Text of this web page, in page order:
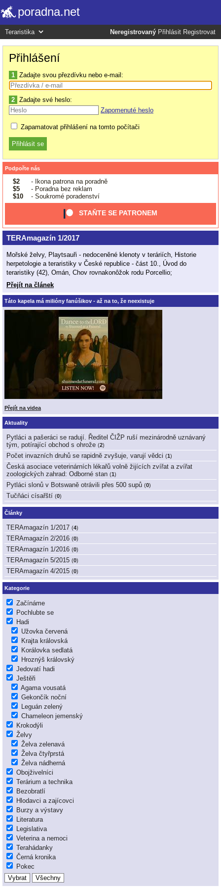
poradna.net
Neregistrovaný Přihlásit Registrovat
Přihlášení
1 Zadajte svou přezdívku nebo e-mail:
2 Zadajte své heslo:
Zapomenuté heslo
Zapamatovat přihlášení na tomto počítači
Podpořte nás
$2
- Ikona patrona na poradně
$5
- Poradna bez reklam
$10
- Soukromé poradenství
STAŇTE SE PATRONEM
TERAmagazín 1/2017
Mořské želvy, Playtsauři - nedoceněné klenoty v teráriích, Historie
herpetologie a teraristiky v České republice - část 10., Úvod do
teraristiky (42), Omán, Chov rovnakonôžok rodu Porcellio;
Přejít na článek
Táto kapela má milióny fanúšikov - až na to, že neexistuje
Přejít na videa
Aktuality
Pytláci a pašeráci se radují. Ředitel ČIŽP ruší mezinárodně uznávaný
tým, potírající obchod s ohrože (2)
Počet invazních druhů se rapidně zvyšuje, varují vědci (1)
Česká asociace veterinárních lékařů volně žijících zvířat a zvířat
zoologických zahrad: Odborné stan (1)
Pytláci slonů v Botswaně otrávili přes 500 supů (0)
Tučňáci císařští (0)
Články
TERAmagazín 1/2017 (4)
TERAmagazín 2/2016 (0)
TERAmagazín 1/2016 (0)
TERAmagazín 5/2015 (0)
TERAmagazín 4/2015 (0)
Kategorie
Začínáme
Pochlubte se
Hadi
Užovka červená
Krajta královská
Korálovka sedlatá
Hroznýš královský
Jedovatí hadi
Ještěři
Agama vousatá
Gekončík noční
Leguán zelený
Chameleon jemenský
Krokodýli
Želvy
Želva zelenavá
Želva čtyřprstá
Želva nádherná
Obojživelníci
Terárium a technika
Bezobratlí
Hlodavci a zajícovci
Burzy a výstavy
Literatura
Legislativa
Veterina a nemoci
Terahádanky
Černá kronika
Pokec